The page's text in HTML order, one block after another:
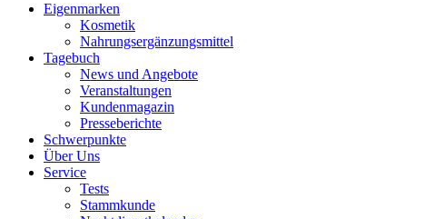
Eigenmarken
Kosmetik
Nahrungsergänzungsmittel
Tagebuch
News und Angebote
Veranstaltungen
Kundenmagazin
Presseberichte
Schwerpunkte
Über Uns
Service
Tests
Stammkunde